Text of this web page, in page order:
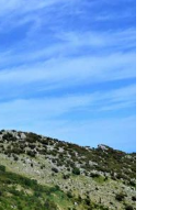
nel
Calabria e